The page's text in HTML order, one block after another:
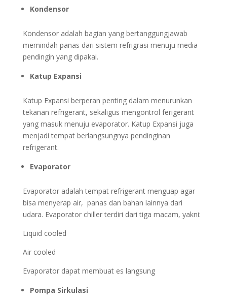
Kondensor
Kondensor adalah bagian yang bertanggungjawab
memindah panas dari sistem refrigrasi menuju media
pendingin yang dipakai.
Katup Expansi
Katup Expansi berperan penting dalam menurunkan
tekanan refrigerant, sekaligus mengontrol ferigerant
yang masuk menuju evaporator. Katup Expansi juga
menjadi tempat berlangsungnya pendinginan
refrigerant.
Evaporator
Evaporator adalah tempat refrigerant menguap agar
bisa menyerap air, panas dan bahan lainnya dari
udara. Evaporator chiller terdiri dari tiga macam, yakni:
Liquid cooled
Air cooled
Evaporator dapat membuat es langsung
Pompa Sirkulasi